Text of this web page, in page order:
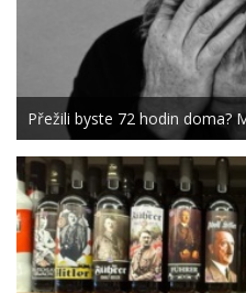
Přežili byste 72 hodin doma?